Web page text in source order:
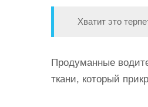
Хватит это
Продуманные
ткани, который